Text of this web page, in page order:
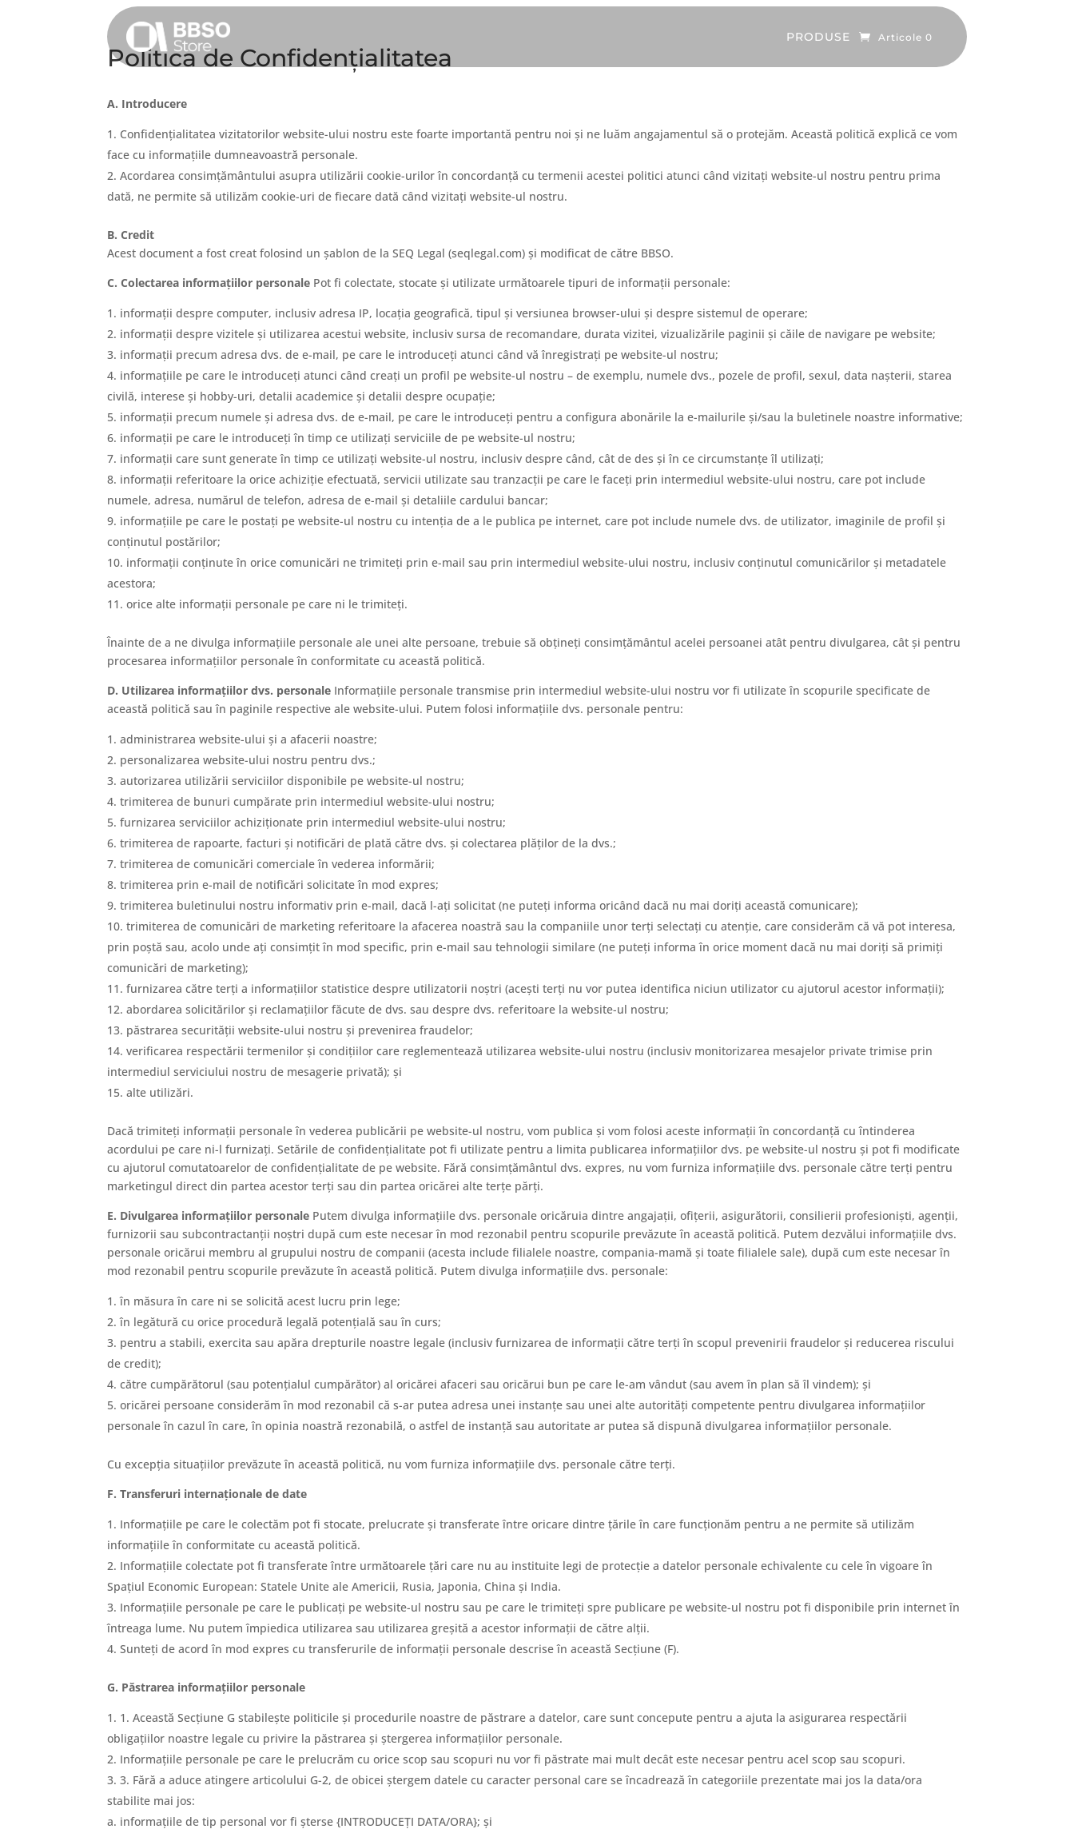
PRODUSE Articole 0
Politica de Confidențialitatea
A. Introducere
Confidențialitatea vizitatorilor website-ului nostru este foarte importantă pentru noi și ne luăm angajamentul să o protejăm. Această politică explică ce vom
face cu informațiile dumneavoastră personale.
Acordarea consimțământului asupra utilizării cookie-urilor în concordanță cu termenii acestei politici atunci când vizitați website-ul nostru pentru prima
dată, ne permite să utilizăm cookie-uri de fiecare dată când vizitați website-ul nostru.
B. Credit
Acest document a fost creat folosind un șablon de la SEQ Legal (seqlegal.com) și modificat de către BBSO.
C. Colectarea informațiilor personale Pot fi colectate, stocate și utilizate următoarele tipuri de informații personale:
informații despre computer, inclusiv adresa IP, locația geografică, tipul și versiunea browser-ului și despre sistemul de operare;
informații despre vizitele și utilizarea acestui website, inclusiv sursa de recomandare, durata vizitei, vizualizările paginii și căile de navigare pe website;
informații precum adresa dvs. de e-mail, pe care le introduceți atunci când vă înregistrați pe website-ul nostru;
informațiile pe care le introduceți atunci când creați un profil pe website-ul nostru – de exemplu, numele dvs., pozele de profil, sexul, data nașterii, starea
civilă, interese și hobby-uri, detalii academice și detalii despre ocupație;
informații precum numele și adresa dvs. de e-mail, pe care le introduceți pentru a configura abonările la e-mailurile și/sau la buletinele noastre informative;
informații pe care le introduceți în timp ce utilizați serviciile de pe website-ul nostru;
informații care sunt generate în timp ce utilizați website-ul nostru, inclusiv despre când, cât de des și în ce circumstanțe îl utilizați;
informații referitoare la orice achiziție efectuată, servicii utilizate sau tranzacții pe care le faceți prin intermediul website-ului nostru, care pot include
numele, adresa, numărul de telefon, adresa de e-mail și detaliile cardului bancar;
informațiile pe care le postați pe website-ul nostru cu intenția de a le publica pe internet, care pot include numele dvs. de utilizator, imaginile de profil și
conținutul postărilor;
informații conținute în orice comunicări ne trimiteți prin e-mail sau prin intermediul website-ului nostru, inclusiv conținutul comunicărilor și metadatele
acestora;
orice alte informații personale pe care ni le trimiteți.
Înainte de a ne divulga informațiile personale ale unei alte persoane, trebuie să obțineți consimțământul acelei persoanei atât pentru divulgarea, cât și pentru
procesarea informațiilor personale în conformitate cu această politică.
D. Utilizarea informațiilor dvs. personale Informațiile personale transmise prin intermediul website-ului nostru vor fi utilizate în scopurile specificate de
această politică sau în paginile respective ale website-ului. Putem folosi informațiile dvs. personale pentru:
administrarea website-ului și a afacerii noastre;
personalizarea website-ului nostru pentru dvs.;
autorizarea utilizării serviciilor disponibile pe website-ul nostru;
trimiterea de bunuri cumpărate prin intermediul website-ului nostru;
furnizarea serviciilor achiziționate prin intermediul website-ului nostru;
trimiterea de rapoarte, facturi și notificări de plată către dvs. și colectarea plăților de la dvs.;
trimiterea de comunicări comerciale în vederea informării;
trimiterea prin e-mail de notificări solicitate în mod expres;
trimiterea buletinului nostru informativ prin e-mail, dacă l-ați solicitat (ne puteți informa oricând dacă nu mai doriți această comunicare);
trimiterea de comunicări de marketing referitoare la afacerea noastră sau la companiile unor terți selectați cu atenție, care considerăm că vă pot interesa,
prin poștă sau, acolo unde ați consimțit în mod specific, prin e-mail sau tehnologii similare (ne puteți informa în orice moment dacă nu mai doriți să primiți
comunicări de marketing);
furnizarea către terți a informațiilor statistice despre utilizatorii noștri (acești terți nu vor putea identifica niciun utilizator cu ajutorul acestor informații);
abordarea solicitărilor și reclamațiilor făcute de dvs. sau despre dvs. referitoare la website-ul nostru;
păstrarea securității website-ului nostru și prevenirea fraudelor;
verificarea respectării termenilor și condițiilor care reglementează utilizarea website-ului nostru (inclusiv monitorizarea mesajelor private trimise prin
intermediul serviciului nostru de mesagerie privată); și
alte utilizări.
Dacă trimiteți informații personale în vederea publicării pe website-ul nostru, vom publica și vom folosi aceste informații în concordanță cu întinderea
acordului pe care ni-l furnizați. Setările de confidențialitate pot fi utilizate pentru a limita publicarea informațiilor dvs. pe website-ul nostru și pot fi modificate
cu ajutorul comutatoarelor de confidențialitate de pe website. Fără consimțământul dvs. expres, nu vom furniza informațiile dvs. personale către terți pentru
marketingul direct din partea acestor terți sau din partea oricărei alte terțe părți.
E. Divulgarea informațiilor personale Putem divulga informațiile dvs. personale oricăruia dintre angajații, ofițerii, asigurătorii, consilierii profesioniști, agenții,
furnizorii sau subcontractanții noștri după cum este necesar în mod rezonabil pentru scopurile prevăzute în această politică. Putem dezvălui informațiile dvs.
personale oricărui membru al grupului nostru de companii (acesta include filialele noastre, compania-mamă și toate filialele sale), după cum este necesar în
mod rezonabil pentru scopurile prevăzute în această politică. Putem divulga informațiile dvs. personale:
în măsura în care ni se solicită acest lucru prin lege;
în legătură cu orice procedură legală potențială sau în curs;
pentru a stabili, exercita sau apăra drepturile noastre legale (inclusiv furnizarea de informații către terți în scopul prevenirii fraudelor și reducerea riscului
de credit);
către cumpărătorul (sau potențialul cumpărător) al oricărei afaceri sau oricărui bun pe care le-am vândut (sau avem în plan să îl vindem); și
oricărei persoane considerăm în mod rezonabil că s-ar putea adresa unei instanțe sau unei alte autorități competente pentru divulgarea informațiilor
personale în cazul în care, în opinia noastră rezonabilă, o astfel de instanță sau autoritate ar putea să dispună divulgarea informațiilor personale.
Cu excepția situațiilor prevăzute în această politică, nu vom furniza informațiile dvs. personale către terți.
F. Transferuri internaționale de date
Informațiile pe care le colectăm pot fi stocate, prelucrate și transferate între oricare dintre țările în care funcționăm pentru a ne permite să utilizăm
informațiile în conformitate cu această politică.
Informațiile colectate pot fi transferate între următoarele țări care nu au instituite legi de protecție a datelor personale echivalente cu cele în vigoare în
Spațiul Economic European: Statele Unite ale Americii, Rusia, Japonia, China și India.
Informațiile personale pe care le publicați pe website-ul nostru sau pe care le trimiteți spre publicare pe website-ul nostru pot fi disponibile prin internet în
întreaga lume. Nu putem împiedica utilizarea sau utilizarea greșită a acestor informații de către alții.
Sunteți de acord în mod expres cu transferurile de informații personale descrise în această Secțiune (F).
G. Păstrarea informațiilor personale
1. Această Secțiune G stabilește politicile și procedurile noastre de păstrare a datelor, care sunt concepute pentru a ajuta la asigurarea respectării
obligațiilor noastre legale cu privire la păstrarea și ștergerea informațiilor personale.
Informațiile personale pe care le prelucrăm cu orice scop sau scopuri nu vor fi păstrate mai mult decât este necesar pentru acel scop sau scopuri.
3. Fără a aduce atingere articolului G-2, de obicei ștergem datele cu caracter personal care se încadrează în categoriile prezentate mai jos la data/ora
stabilite mai jos:
informațiile de tip personal vor fi șterse {INTRODUCEȚI DATA/ORA}; și